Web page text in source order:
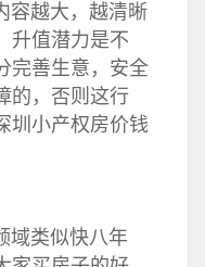
越大，越清晰
升值潜力是不
完善生意，安全
的，否则这行
圳小产权房价钱
域类似快八年